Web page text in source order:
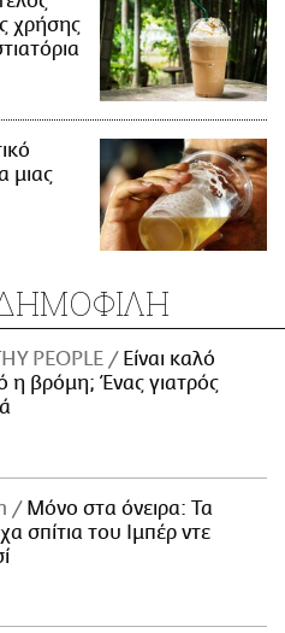
χρήσης
μιας
PEOPLE
Είναι καλό
η βρόμη; Ένας γιατρός
Μόνο στα όνειρα: Τα
σπίτια του Ιμπέρ ντε